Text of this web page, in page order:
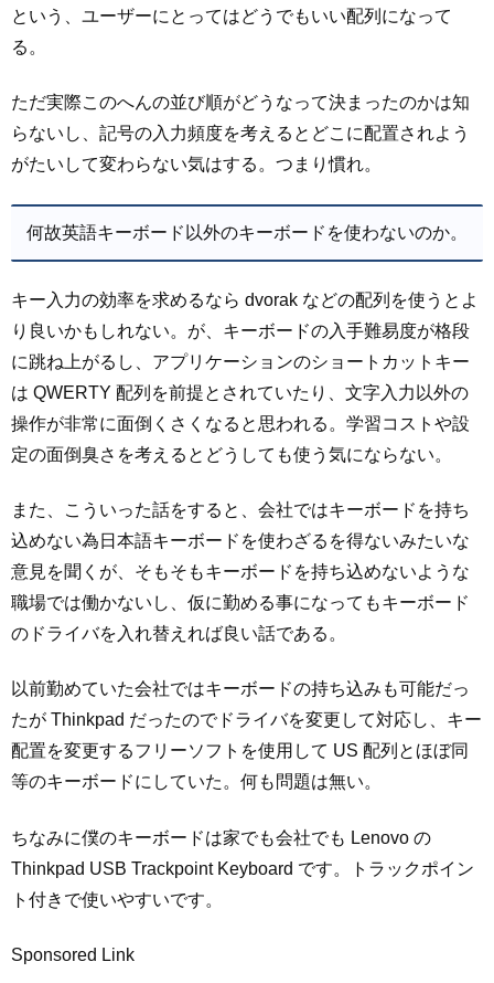
という、ユーザーにとってはどうでもいい配列になって
る。
ただ実際このへんの並び順がどうなって決まったのかは知
らないし、記号の入力頻度を考えるとどこに配置されよう
がたいして変わらない気はする。つまり慣れ。
何故英語キーボード以外のキーボードを使わないのか。
キー入力の効率を求めるなら dvorak などの配列を使うとよ
り良いかもしれない。が、キーボードの入手難易度が格段
に跳ね上がるし、アプリケーションのショートカットキー
は QWERTY 配列を前提とされていたり、文字入力以外の
操作が非常に面倒くさくなると思われる。学習コストや設
定の面倒臭さを考えるとどうしても使う気にならない。
また、こういった話をすると、会社ではキーボードを持ち
込めない為日本語キーボードを使わざるを得ないみたいな
意見を聞くが、そもそもキーボードを持ち込めないような
職場では働かないし、仮に勤める事になってもキーボード
のドライバを入れ替えれば良い話である。
以前勤めていた会社ではキーボードの持ち込みも可能だっ
たが Thinkpad だったのでドライバを変更して対応し、キー
配置を変更するフリーソフトを使用して US 配列とほぼ同
等のキーボードにしていた。何も問題は無い。
ちなみに僕のキーボードは家でも会社でも Lenovo の
Thinkpad USB Trackpoint Keyboard です。トラックポイン
ト付きで使いやすいです。
Sponsored Link